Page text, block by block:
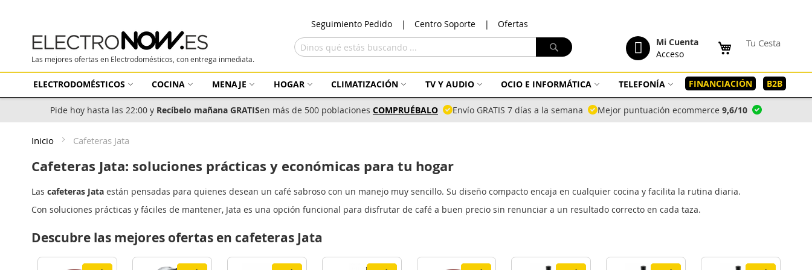
Seguimiento Pedido Centro Soporte Ofertas
contenido
Las mejores ofertas en Electrodomésticos, con entrega inmediata.
Tu Cesta
Mi Cuenta
Acceso
Buscar
ELECTRODOMÉSTICOS COCINA MENAJE HOGAR CLIMATIZACIÓN TV Y AUDIO OCIO E INFORMÁTICA TELEFONÍA FINANCIACIÓN B2B
Pide hoy hasta las 22:00 y Recíbelo mañana GRATISen más de 500 poblaciones COMPRUÉBALO Envío GRATIS 7 días a la semana Mejor puntuación ecommerce 9,6/10
Inicio Cafeteras Jata
Cafeteras Jata: soluciones prácticas y económicas para tu hogar
Las cafeteras Jata están pensadas para quienes desean un café sabroso con un manejo muy sencillo. Su diseño compacto encaja en cualquier cocina y facilita la rutina diaria.
Con soluciones prácticas y fáciles de mantener, Jata es una opción funcional para disfrutar de café a buen precio sin renunciar a un resultado correcto en cada taza.
Descubre las mejores ofertas en cafeteras Jata